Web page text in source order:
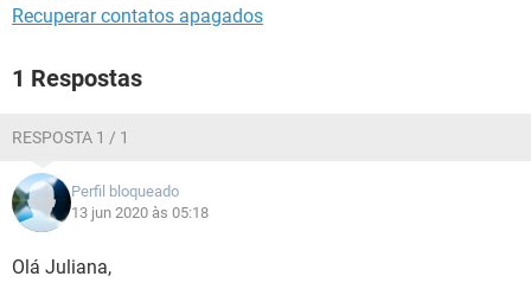
Recuperar contatos apagados
1 Respostas
RESPOSTA 1 / 1
Perfil bloqueado
13 jun 2020 às 05:18
Olá Juliana,